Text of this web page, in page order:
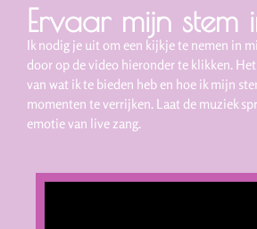
Ervaar mijn stem
Ik nodig je uit om een kijkje te nemen in
door op de video hieronder te klikken.
van wat ik te bieden heb en hoe ik mijn
momenten te verrijken. Laat de muziek
emotie van live zang.